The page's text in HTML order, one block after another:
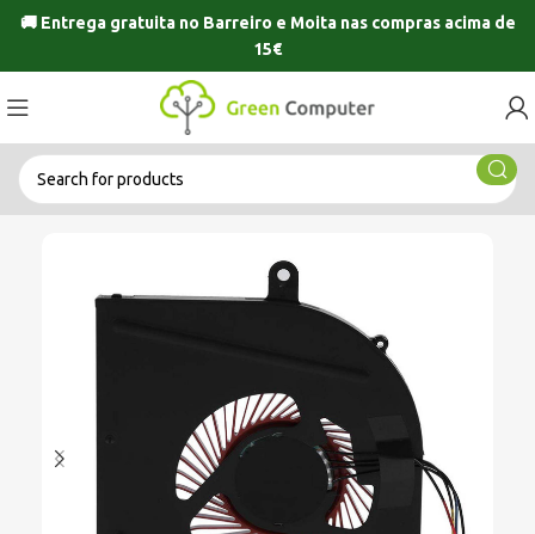
🚚 Entrega gratuita no Barreiro e Moitanas compras acima de
15€